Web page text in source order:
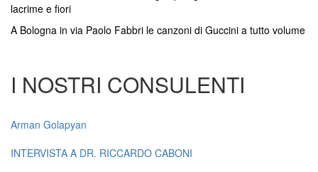
lacrime e fiori
A Bologna in via Paolo Fabbri le canzoni di Guccini a tutto volume
I NOSTRI CONSULENTI
Arman Golapyan
INTERVISTA A DR. RICCARDO CABONI